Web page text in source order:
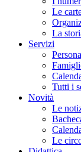
Le
La
Servizi
Tutti i
Novità
Le
Le